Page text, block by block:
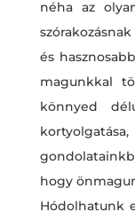
néha az
és
magunkkal
könnyed
hogy
Hódolhatunk